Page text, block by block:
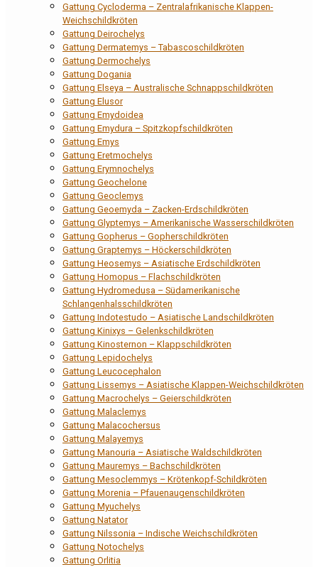
Gattung Cycloderma – Zentralafrikanische Klappen-
Weichschildkröten
Gattung Deirochelys
Gattung Dermatemys – Tabascoschildkröten
Gattung Dermochelys
Gattung Dogania
Gattung Elseya – Australische Schnappschildkröten
Gattung Elusor
Gattung Emydoidea
Gattung Emydura – Spitzkopfschildkröten
Gattung Emys
Gattung Eretmochelys
Gattung Erymnochelys
Gattung Geochelone
Gattung Geoclemys
Gattung Geoemyda – Zacken-Erdschildkröten
Gattung Glyptemys – Amerikanische Wasserschildkröten
Gattung Gopherus – Gopherschildkröten
Gattung Graptemys – Höckerschildkröten
Gattung Heosemys – Asiatische Erdschildkröten
Gattung Homopus – Flachschildkröten
Gattung Hydromedusa – Südamerikanische
Schlangenhalsschildkröten
Gattung Indotestudo – Asiatische Landschildkröten
Gattung Kinixys – Gelenkschildkröten
Gattung Kinosternon – Klappschildkröten
Gattung Lepidochelys
Gattung Leucocephalon
Gattung Lissemys – Asiatische Klappen-Weichschildkröten
Gattung Macrochelys – Geierschildkröten
Gattung Malaclemys
Gattung Malacochersus
Gattung Malayemys
Gattung Manouria – Asiatische Waldschildkröten
Gattung Mauremys – Bachschildkröten
Gattung Mesoclemmys – Krötenkopf-Schildkröten
Gattung Morenia – Pfauenaugenschildkröten
Gattung Myuchelys
Gattung Natator
Gattung Nilssonia – Indische Weichschildkröten
Gattung Notochelys
Gattung Orlitia